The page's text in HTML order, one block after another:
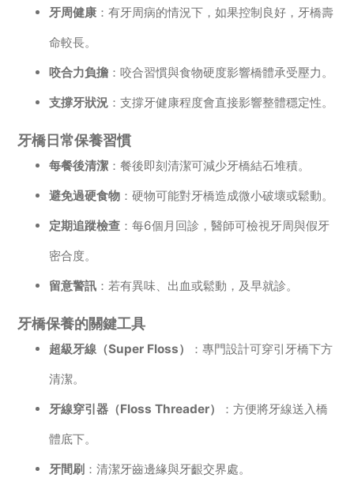
牙周健康 ：有牙周病的情況下，如果控制良好，牙橋壽
命較長。
咬合力負擔 ：咬合習慣與食物硬度影響橋體承受壓力。
支撐牙狀況 ：支撐牙健康程度會直接影響整體穩定性。
牙橋日常保養習慣
每餐後清潔 ：餐後即刻清潔可減少牙橋結石堆積。
避免過硬食物 ：硬物可能對牙橋造成微小破壞或鬆動。
定期追蹤檢查 ：每6個月回診，醫師可檢視牙周與假牙
密合度。
留意警訊 ：若有異味、出血或鬆動，及早就診。
牙橋保養的關鍵工具
超級牙線（Super Floss）
：專門設計可穿引牙橋下方
清潔。
牙線穿引器（Floss Threader）
：方便將牙線送入橋
體底下。
牙間刷 ：清潔牙齒邊緣與牙齦交界處。